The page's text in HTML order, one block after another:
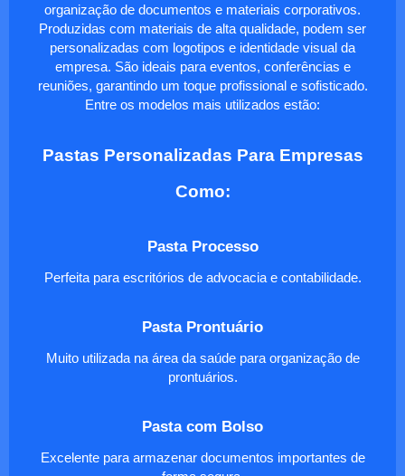
organização de documentos e materiais corporativos.
Produzidas com materiais de alta qualidade, podem ser
personalizadas com logotipos e identidade visual da
empresa. São ideais para eventos, conferências e
reuniões, garantindo um toque profissional e sofisticado.
Entre os modelos mais utilizados estão:
Pastas Personalizadas Para Empresas
Como:
Pasta Processo
Perfeita para escritórios de advocacia e contabilidade.
Pasta Prontuário
Muito utilizada na área da saúde para organização de
prontuários.
Pasta com Bolso
Excelente para armazenar documentos importantes de